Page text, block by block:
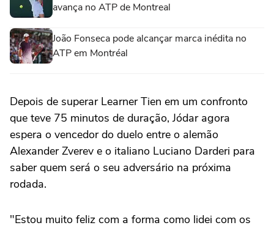
avança no ATP de Montreal
João Fonseca pode alcançar marca inédita no
ATP em Montréal
Depois de superar Learner Tien em um confronto
que teve 75 minutos de duração, Jódar agora
espera o vencedor do duelo entre o alemão
Alexander Zverev e o italiano Luciano Darderi para
saber quem será o seu adversário na próxima
rodada.
"Estou muito feliz com a forma como lidei com os